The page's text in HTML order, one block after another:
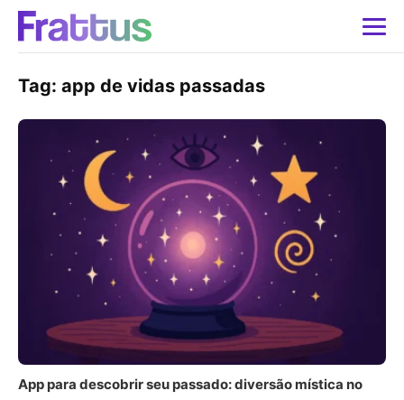
Tag: app de vidas passadas
App para descobrir seu passado: diversão mística no